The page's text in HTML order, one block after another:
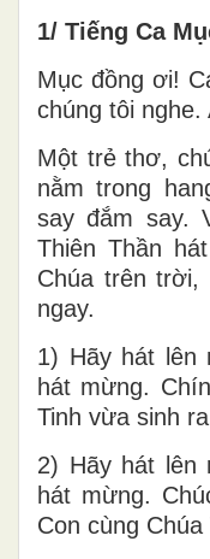
1/ Tiếng Ca
Mục đồng ơi!
chúng tôi
Một trẻ thơ,
nằm trong
say đắm say.
Thiên Thần
Chúa trên
ngay.
1) Hãy hát lên
hát mừng.
Tinh vừa sinh
2) Hãy hát lên
hát mừng.
Con cùng